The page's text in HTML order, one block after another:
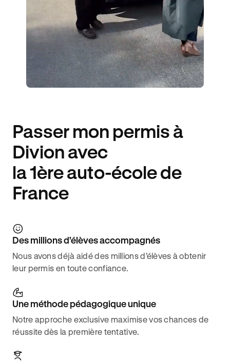
Passer mon permis à
Divion avec
la 1ère auto-école de
France
Des millions d’élèves accompagnés
Nous avons déjà aidé des millions d’élèves à obtenir
leur permis en toute confiance.
Une méthode pédagogique unique
Notre approche exclusive maximise vos chances de
réussite dès la première tentative.